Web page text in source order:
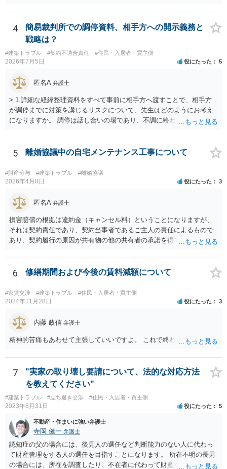
4
簡易裁判所での調停資料、相手方への開示義務と
戦略は？
#建築トラブル #契約不適合責任 #住民・入居者・買主側
2026年7月5日 役にたった 5
匿名A 弁護士
> 1.詳細な経緯整理資料をすべて事前に相手方へ渡すことで、相手方
が調停までに対策を講じるリスクについて、先生はどのようにお考え
になりますか。 調停は話し合いの場であり、不調に終われば訴訟で解
いう姑息な手段は使えませんし、公平かつ納得のできる解決というの
は、当事者と裁判所が同じ主張と証拠関係を踏まえた上で初めて実現
できるものだと考えます。 > 2.また、開示する範囲や内容の見せ方に
ついて、何か工夫できる点があればご教示いただけますでしょうか。
弁護士によって考え方が異なるかもしれませんが、資料の一部を相手
にとって不利な事実が隠されているという推認を働かせることに繋が
るリスクがあります（もちろん、争点と全く無関係な部分をマスキン
グ等することはありますが、それは手続戦略とは別の問題です）。 裁
判所は公平な第三者であり、調停委員会に与える心証も考慮する必要
があります。手続を有利に進めたいのであれば、証拠の出し方より
回提出を予定している資料がどのようなものであるのか、争点とどの
て具体的なに採るべき手段は変わってくるため、上記はあくまで個別
事情を踏まえない一般論としてご理解いただき、本件でどのように対
ます。
5 離婚協議中の自宅メンテナンス工事について
#財産分与 #建築トラブル #離婚協議
2026年4月8日 役にたった 3
匿名A 弁護士
損害賠償の根拠は違約金（キャンセル料）ということになりますが、
それは契約責任であり、契約当事者であるご主人の責任によるもので
あり、契約履行の原因が共有物の他の共有者の承諾を得ていなかった
るべきものであり、奥さんが負担すべき債務ではありません。つまり
奥さんにメンテナンス工事契約を承諾しなければならない義務はあり
ません。 それでも請求をされましたら、個別の法律相談をされること
をお薦めします。
6 修繕期間および今後の賃料減額について
#家賃交渉 #建築トラブル #住民・入居者・買主側
2024年11月28日 役にたった 3
内藤 政信 弁護士
精神的苦痛もあわせて主張していいですよ。 これで終わります。
7
"実家の取り壊し要請について、法的な対応方法
を教えてください"
#建築トラブル #立ち退き交渉 #住民・入居者・買主側
2023年8月31日 役にたった 5
不動産・住まいに強い弁護士
寺岡 健一 弁護士
認知症の父の場合には、後見人の選任など判断能力のない人に代わっ
て財産管理をする人の選任を目指すことになります。 所在不明の長男
の場合には、所在を調査したり、不在者に代わって財産を管理する人